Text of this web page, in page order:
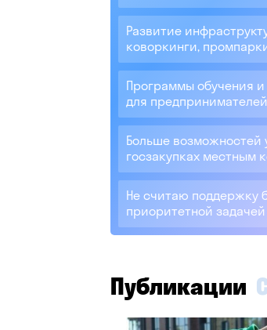
Развитие
коворкинги,
Программы обучения и
для предпринимателей
Больше возможностей
госзакупках местным
Не считаю поддержку
приоритетной задачей
Публикации